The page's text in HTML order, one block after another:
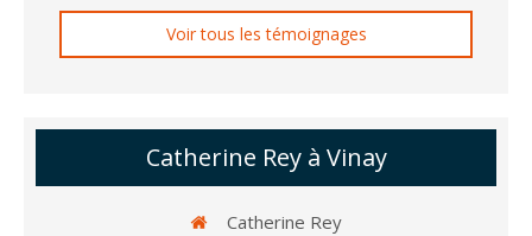
Voir tous les témoignages
Catherine Rey à Vinay
Catherine Rey